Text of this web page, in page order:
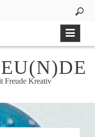
Freude Kreativ